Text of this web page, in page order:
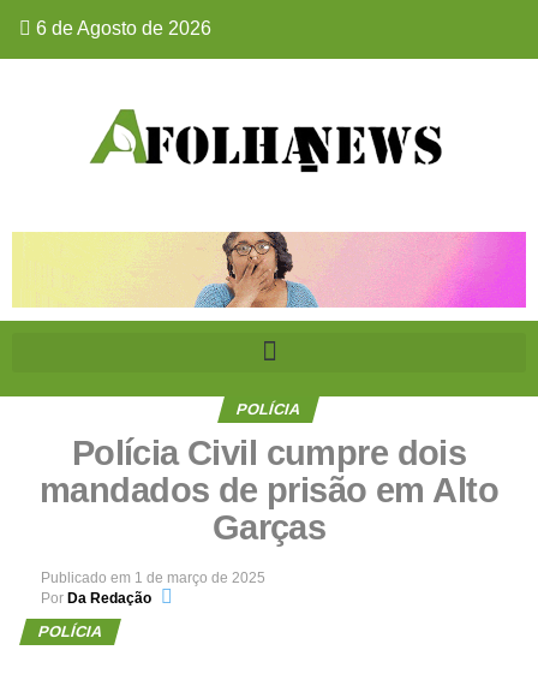
6 de Agosto de 2026
POLÍCIA
Polícia Civil cumpre dois
mandados de prisão em Alto
Garças
Publicado em 1 de março de 2025
Por Da Redação
POLÍCIA